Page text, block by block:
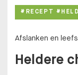
#RECEPT
Afslanken en
Heldere